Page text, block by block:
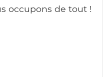
occupons de tout !